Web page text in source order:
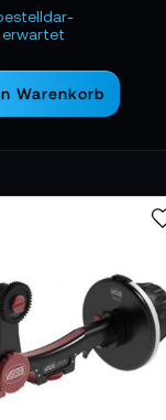
erwartet
Warenkorb